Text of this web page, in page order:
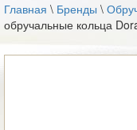
Главная \ Бренды \
обручальные кольца